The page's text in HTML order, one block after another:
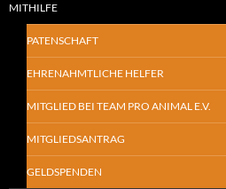
MITHILFE
PATENSCHAFT
EHRENAHMTLICHE HELFER
MITGLIED BEI TEAM PRO ANIMAL E.V.
MITGLIEDSANTRAG
GELDSPENDEN